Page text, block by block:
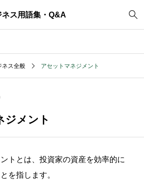
ス用語集・Q&A
ネス全般 アセットマネジメント
ジメント
トとは、投資家の資産を効率的に
を指します。